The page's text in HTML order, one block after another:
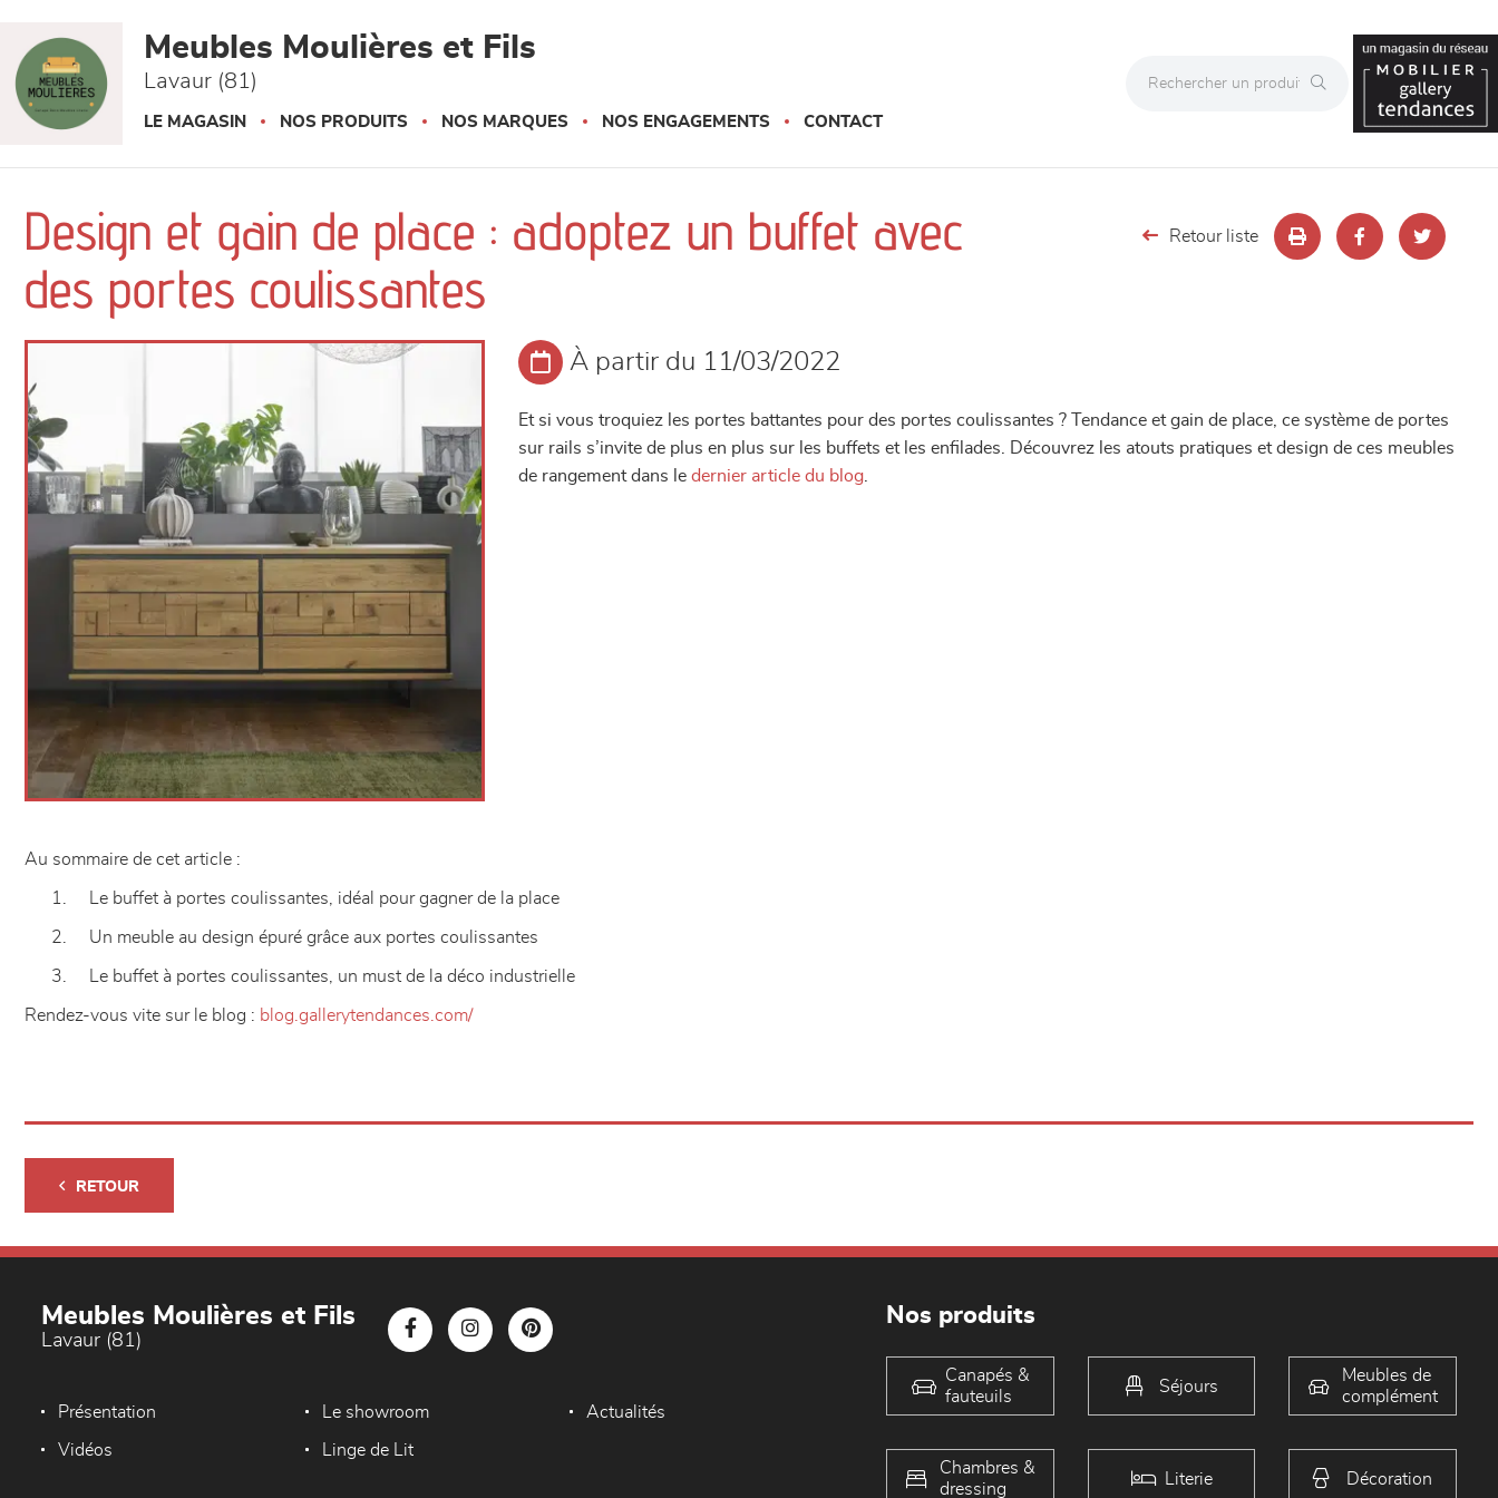
Meubles Moulières et Fils
Lavaur (81)
LE MAGASIN NOS PRODUITS NOS MARQUES NOS ENGAGEMENTS CONTACT
Design et gain de place : adoptez un buffet avec
des portes coulissantes
Retour liste
À partir du 11/03/2022
Et si vous troquiez les portes battantes pour des portes coulissantes ? Tendance et gain de place, ce système de portes
sur rails s’invite de plus en plus sur les buffets et les enfilades. Découvrez les atouts pratiques et design de ces meubles
de rangement dans ledernier article du blog
Au sommaire de cet article :
1. Le buffet à portes coulissantes, idéal pour gagner de la place
2. Un meuble au design épuré grâce aux portes coulissantes
3. Le buffet à portes coulissantes, un must de la déco industrielle
Rendez-vous vite sur le blog : blog.gallerytendances.com/
RETOUR
Meubles Moulières et Fils
Lavaur (81)
Présentation Le showroom Actualités
Vidéos Linge de Lit
Nos produits
Canapés &
fauteuils
Séjours
Meubles de
complément
Chambres &
dressing
Literie Décoration